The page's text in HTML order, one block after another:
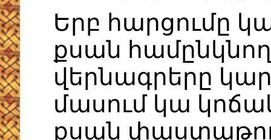
Երբ հարցումը
քսան
վերնագրերը
մասում կա
քսան